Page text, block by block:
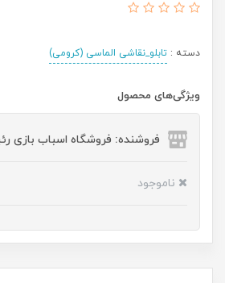
دسته : تابلو_نقاشی الماسی (کرومی)
ویژگی‌های محصول
فروشنده: فروشگاه اسباب بازی
ناموجود